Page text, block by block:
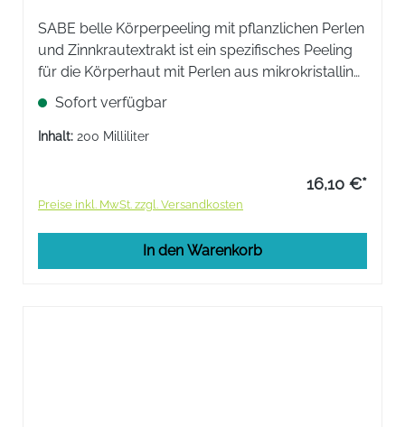
SABE belle Körperpeeling mit pflanzlichen Perlen
und Zinnkrautextrakt ist ein spezifisches Peeling
für die Körperhaut mit Perlen aus mikrokristalliner
Cellulose. Es reinigt und erneuert die Haut und
bereitet sie auf die nachfolgende Pflege vor.
Sofort verfügbar
Inhalt: 200 Milliliter
16,10 €*
Preise inkl. MwSt. zzgl. Versandkosten
In den Warenkorb